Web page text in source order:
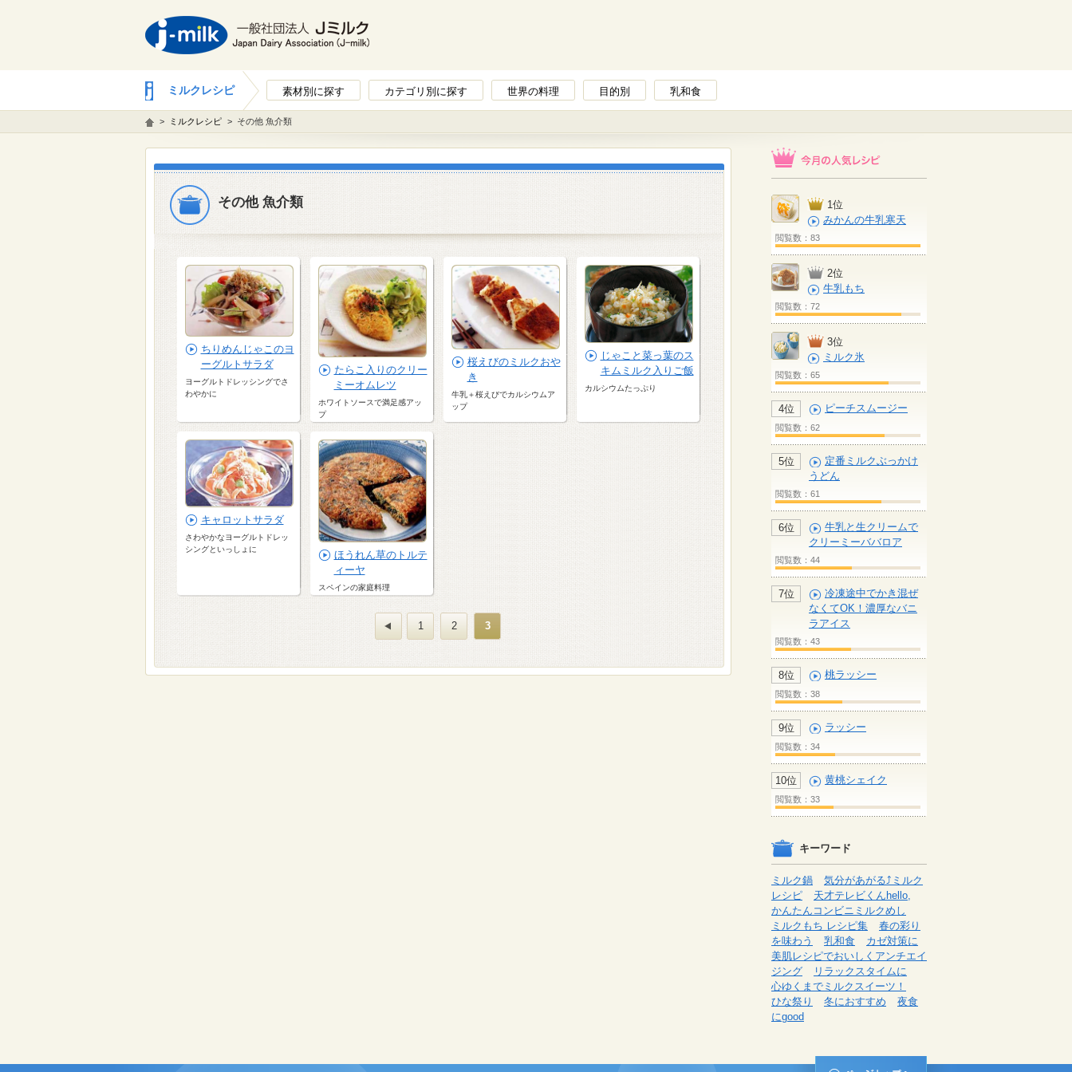
ミルクレシピ 素材別に探す カテゴリ別に探す 世界の料理 目的別 乳和食
> ミルクレシピ > その他 魚介類
その他 魚介類
ちりめんじゃこのヨ
ーグルトサラダ
ヨーグルトドレッシングでさ
わやかに
たらこ入りのクリー
ミーオムレツ
ホワイトソースで満足感アッ
プ
桜えびのミルクおや
き
牛乳＋桜えびでカルシウムア
ップ
じゃこと菜っ葉のス
キムミルク入りご飯
カルシウムたっぷり
キャロットサラダ
さわやかなヨーグルトドレッ
シングといっしょに
ほうれん草のトルテ
ィーヤ
スペインの家庭料理
1 2 3
1位
みかんの牛乳寒天
閲覧数：83
2位
牛乳もち
閲覧数：72
3位
ミルク氷
閲覧数：65
4位 ピーチスムージー
閲覧数：62
5位
定番ミルクぶっかけ
うどん
閲覧数：61
6位
牛乳と生クリームで
クリーミーババロア
閲覧数：44
7位
冷凍途中でかき混ぜ
なくてOK！濃厚なバニ
ラアイス
閲覧数：43
8位 桃ラッシー
閲覧数：38
9位 ラッシー
閲覧数：34
10位 黄桃シェイク
閲覧数：33
キーワード
ミルク鍋
気分があがる⤴ミルク
レシピ
天才テレビくんhello,
かんたんコンビニミルクめし
ミルクもち レシピ集
春の彩り
を味わう
乳和食
カゼ対策に
美肌レシピでおいしくアンチエイ
ジング
リラックスタイムに
心ゆくまでミルクスイーツ！
ひな祭り
冬におすすめ
夜食
にgood